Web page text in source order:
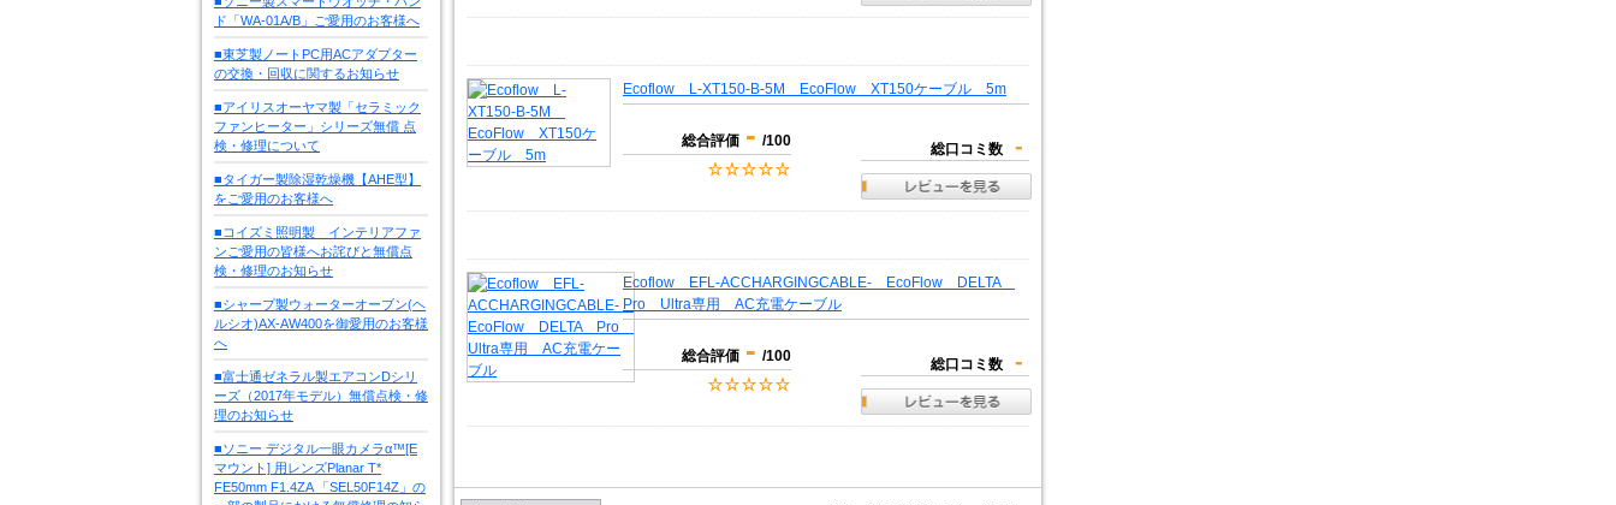
ド「WA-01A/B」ご愛用のお客様へ
■東芝製ノートPC用ACアダプター
の交換・回収に関するお知らせ
■アイリスオーヤマ製「セラミック
ファンヒーター」シリーズ無償 点
検・修理について
■タイガー製除湿乾燥機【AHE型】
をご愛用のお客様へ
■コイズミ照明製 インテリアファ
ンご愛用の皆様へお詫びと無償点
検・修理のお知らせ
■シャープ製ウォーターオーブン(ヘ
ルシオ)AX-AW400を御愛用のお客様
へ
■富士通ゼネラル製エアコンDシリ
ーズ（2017年モデル）無償点検・修
理のお知らせ
■ソニー デジタル一眼カメラα™[E
マウント] 用レンズPlanar T*
FE50mm F1.4ZA 「SEL50F14Z」の
Ecoflow L-XT150-B-5M EcoFlow XT150ケーブル 5m
総合評価 - /100 総口コミ数 -
Ecoflow EFL-ACCHARGINGCABLE- EcoFlow DELTA
Pro Ultra専用 AC充電ケーブル
総合評価 - /100 総口コミ数 -